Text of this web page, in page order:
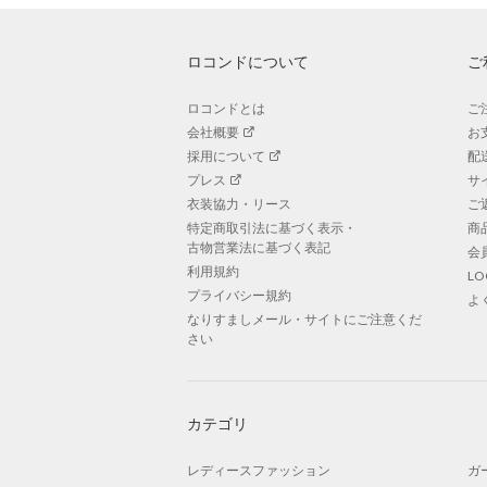
ロコンドについて
ロコンドとは
会社概要
採用について
プレス
衣装協力・リース
特定商取引法に基づく表示・
古物営業法に基づく表記
利用規約
プライバシー規約
なりすましメール・サイトにご注意くだ
さい
ご
お
配
サ
ご
商
会
よ
カテゴリ
レディースファッション
ガ